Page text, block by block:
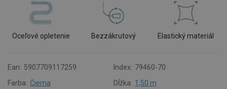
Oceľové opletenie Bezzákrutový Elastický materiál
Ean: 5907709117259 Index: 79460-70
Farba: Čierna Dĺžka: 1,50 m